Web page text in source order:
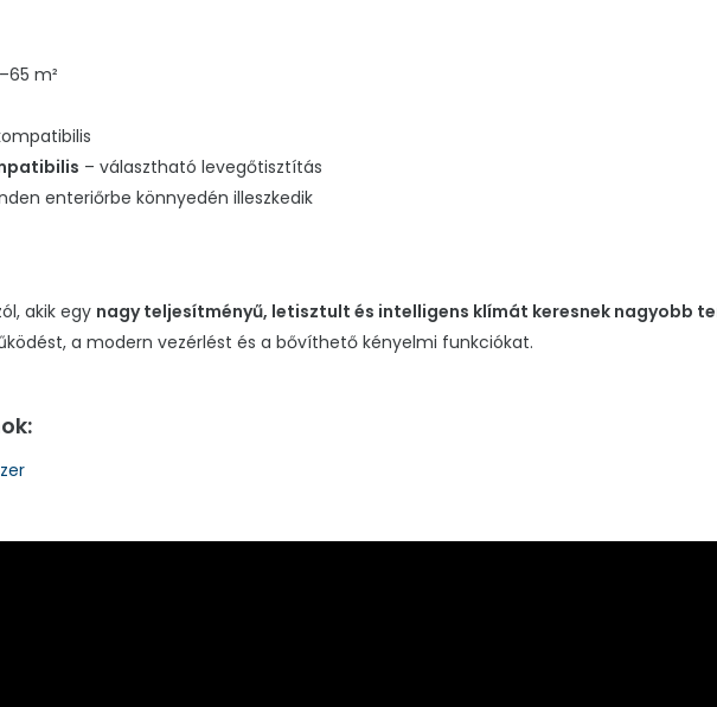
m²
– választható levegőtisztítás
enteriőrbe könnyedén illeszkedik
akik egy nagy teljesítményű, letisztult és intelligens klímát keresnek nagyobb
a modern vezérlést és a bővíthető kényelmi funkciókat.